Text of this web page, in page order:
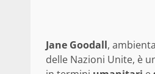
Jane Goodall,
delle Nazioni Unite, è